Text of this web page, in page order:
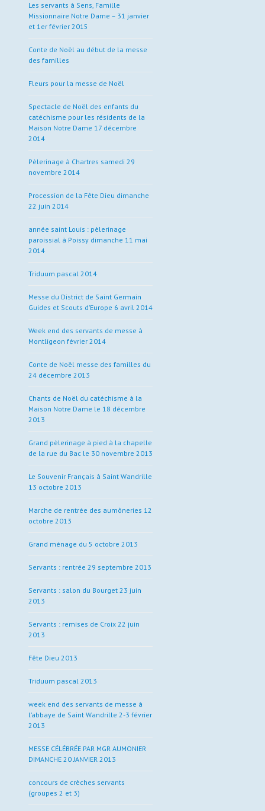
Les servants à Sens, Famille
Missionnaire Notre Dame – 31 janvier
et 1er février 2015
Conte de Noël au début de la messe
des familles
Fleurs pour la messe de Noël
Spectacle de Noël des enfants du
catéchisme pour les résidents de la
Maison Notre Dame 17 décembre
2014
Pèlerinage à Chartres samedi 29
novembre 2014
Procession de la Fête Dieu dimanche
22 juin 2014
année saint Louis : pèlerinage
paroissial à Poissy dimanche 11 mai
2014
Triduum pascal 2014
Messe du District de Saint Germain
Guides et Scouts d’Europe 6 avril 2014
Week end des servants de messe à
Montligeon février 2014
Conte de Noël messe des familles du
24 décembre 2013
Chants de Noël du catéchisme à la
Maison Notre Dame le 18 décembre
2013
Grand pèlerinage à pied à la chapelle
de la rue du Bac le 30 novembre 2013
Le Souvenir Français à Saint Wandrille
13 octobre 2013
Marche de rentrée des aumôneries 12
octobre 2013
Grand ménage du 5 octobre 2013
Servants : rentrée 29 septembre 2013
Servants : salon du Bourget 23 juin
2013
Servants : remises de Croix 22 juin
2013
Fête Dieu 2013
Triduum pascal 2013
week end des servants de messe à
l’abbaye de Saint Wandrille 2-3 février
2013
MESSE CÉLÉBRÉE PAR MGR AUMONIER
DIMANCHE 20 JANVIER 2013
concours de crèches servants
(groupes 2 et 3)